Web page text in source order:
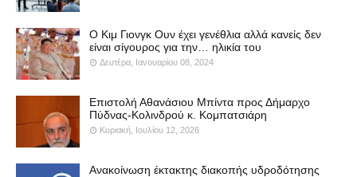
Ο Κιμ Γιονγκ Ουν έχει γενέθλια αλλά κανείς δεν
είναι σίγουρος για την… ηλικία του
Δευτέρα, Ιανουαρίου 08, 2024
Επιστολή Αθανάσιου Μπίντα προς Δήμαρχο
Πύδνας-Κολινδρού κ. Κομπατσιάρη
Κυριακή, Ιουλίου 12, 2026
Ανακοίνωση έκτακτης διακοπής υδροδότησης